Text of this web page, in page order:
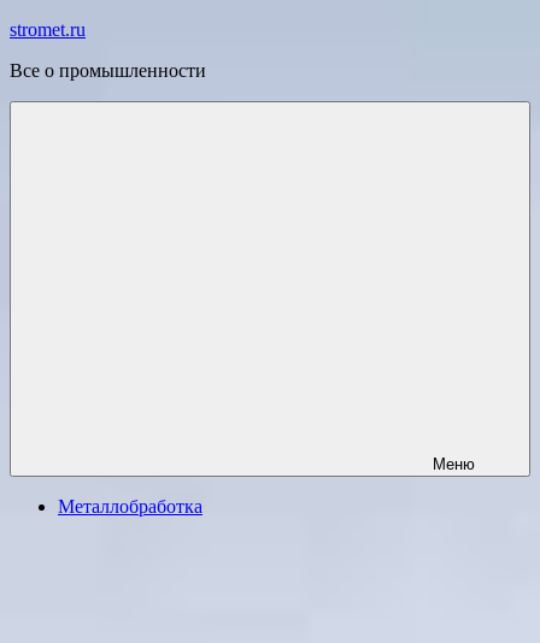
Перейти
содержимому
stromet.ru
Все о промышленности
Меню
Металлобработка